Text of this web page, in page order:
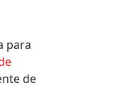
para
de